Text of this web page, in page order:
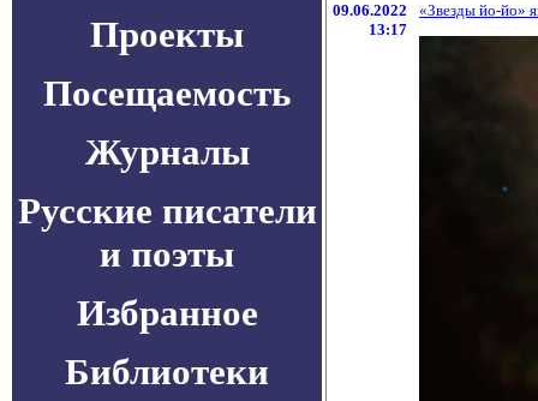
Проекты
Посещаемость
Журналы
Русские писатели
и поэты
Избранное
Библиотеки
09.06.2022
13:17
«Звезды йо-йо»